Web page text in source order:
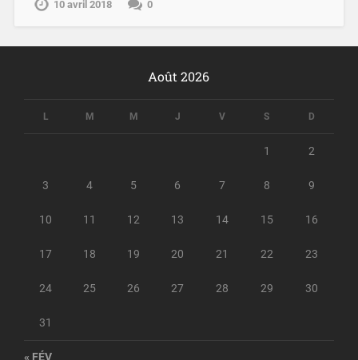
10 avril 2018 0
Août 2026
L M M J V S D
1 2
3 4 5 6 7 8 9
10 11 12 13 14 15 16
17 18 19 20 21 22 23
24 25 26 27 28 29 30
31
« FÉV